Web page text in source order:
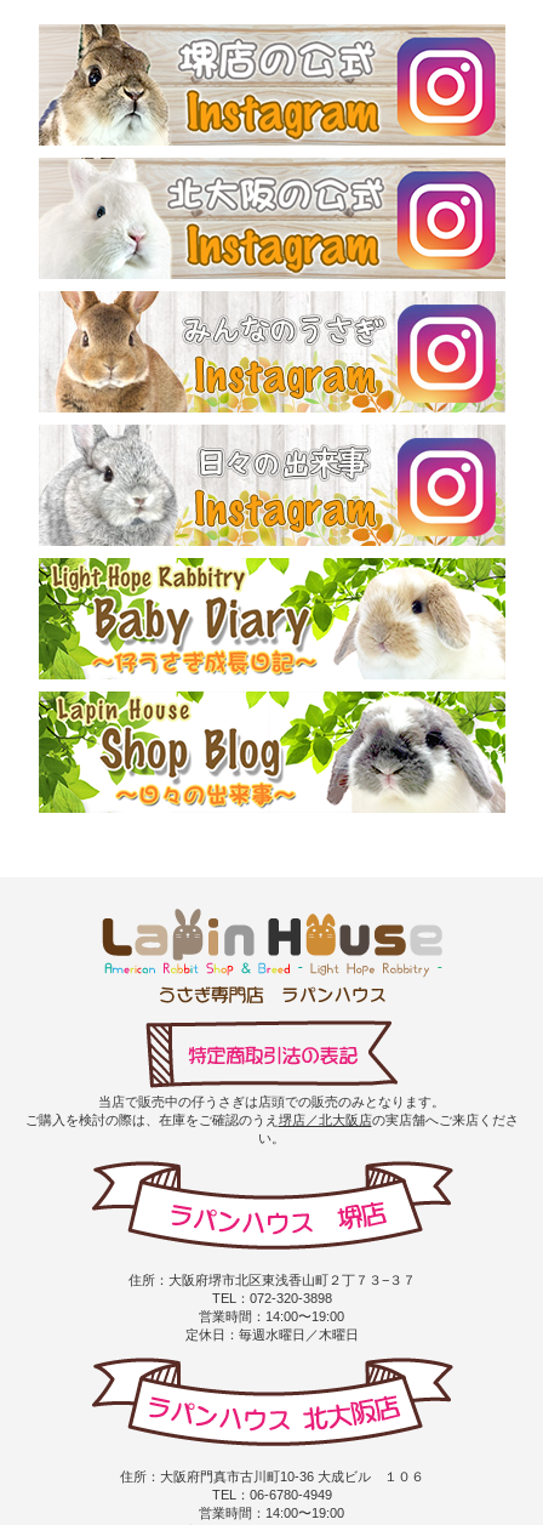
当店で販売中の仔うさぎは店頭での販売のみとなります。
ご購入を検討の際は、在庫をご確認のうえ 堺店／北大阪店の実店舗へご来店くださ
い。
住所：大阪府堺市北区東浅香山町２丁７３−３７
TEL：072-320-3898
営業時間：14:00〜19:00
定休日：毎週水曜日／木曜日
住所：大阪府門真市古川町10-36 大成ビル １０６
TEL：06-6780-4949
営業時間：14:00〜19:00